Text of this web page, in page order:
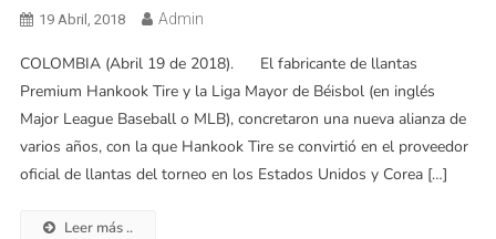
19 Abril, 2018 Admin
COLOMBIA (Abril 19 de 2018). El fabricante de llantas
Premium Hankook Tire y la Liga Mayor de Béisbol (en inglés
Major League Baseball o MLB), concretaron una nueva alianza de
varios años, con la que Hankook Tire se convirtió en el proveedor
oficial de llantas del torneo en los Estados Unidos y Corea […]
Leer más ..